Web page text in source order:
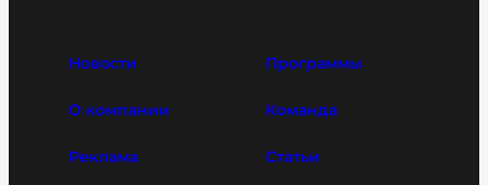
Новости Программы
О компании Команда
Реклама Статьи